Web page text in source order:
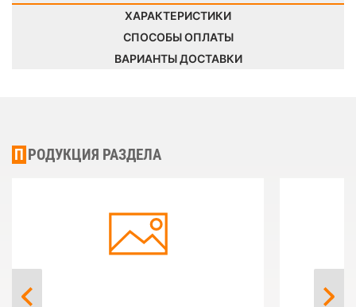
ХАРАКТЕРИСТИКИ
СПОСОБЫ ОПЛАТЫ
ВАРИАНТЫ ДОСТАВКИ
ПРОДУКЦИЯ РАЗДЕЛА